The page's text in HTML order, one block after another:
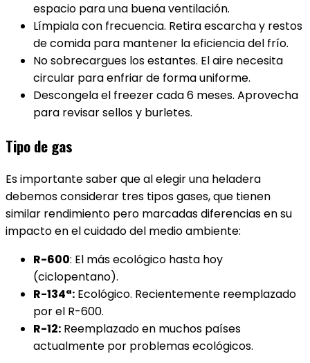
espacio para una buena ventilación.
Límpiala con frecuencia. Retira escarcha y restos
de comida para mantener la eficiencia del frío.
No sobrecargues los estantes. El aire necesita
circular para enfriar de forma uniforme.
Descongela el freezer cada 6 meses. Aprovecha
para revisar sellos y burletes.
Tipo de gas
Es importante saber que al elegir una heladera
debemos considerar tres tipos gases, que tienen
similar rendimiento pero marcadas diferencias en su
impacto en el cuidado del medio ambiente:
R-600: El más ecológico hasta hoy
(ciclopentano).
R-134ª: Ecológico. Recientemente reemplazado
por el R-600.
R-12: Reemplazado en muchos países
actualmente por problemas ecológicos.